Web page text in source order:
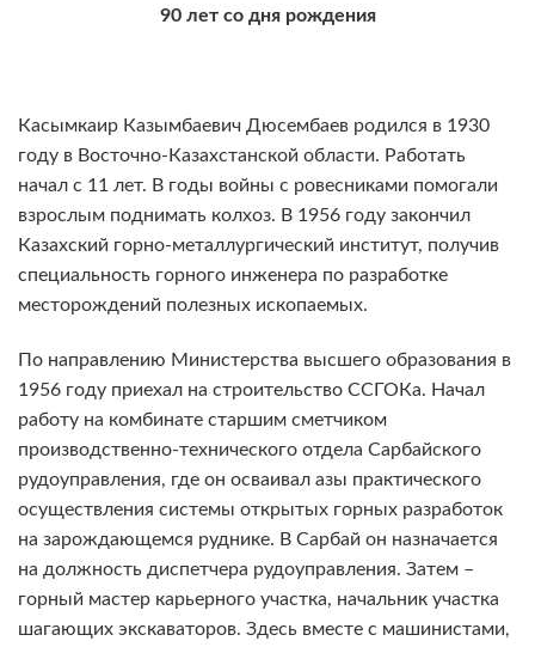
90 лет со дня рождения
Касымкаир Казымбаевич Дюсембаев родился в 1930
году в Восточно-Казахстанской области. Работать
начал с 11 лет. В годы войны с ровесниками помогали
взрослым поднимать колхоз. В 1956 году закончил
Казахский горно-металлургический институт, получив
специальность горного инженера по разработке
месторождений полезных ископаемых.
По направлению Министерства высшего образования в
1956 году приехал на строительство ССГОКа. Начал
работу на комбинате старшим сметчиком
производственно-технического отдела Сарбайского
рудоуправления, где он осваивал азы практического
осуществления системы открытых горных разработок
на зарождающемся руднике. В Сарбай он назначается
на должность диспетчера рудоуправления. Затем –
горный мастер карьерного участка, начальник участка
шагающих экскаваторов. Здесь вместе с машинистами,